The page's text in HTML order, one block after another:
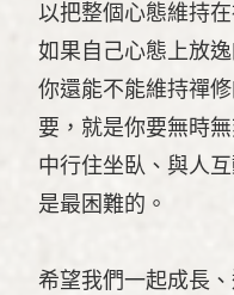
以把整個心態維持
如果自己心態上放
你還能不能維持禪
要，就是你要無時
中行住坐臥、與人
是最困難的。
希望我們一起成長